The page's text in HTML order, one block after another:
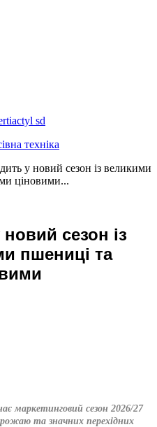
у новий сезон із великими
ціновими...
сезон із
пшениці та
маркетинговий сезон 2026/27
та значних перехідних